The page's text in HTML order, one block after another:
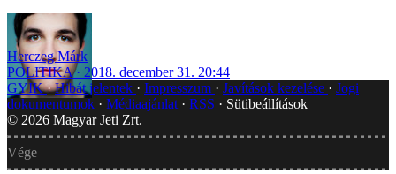
Herczeg Márk
POLITIKA
2018. december 31. 20:44
GYIK Hibát jelentek Impresszum Javítások kezelése
Jogi
dokumentumok
Médiaajánlat RSS
Sütibeállítások
© 2026 Magyar Jeti Zrt.
Vége